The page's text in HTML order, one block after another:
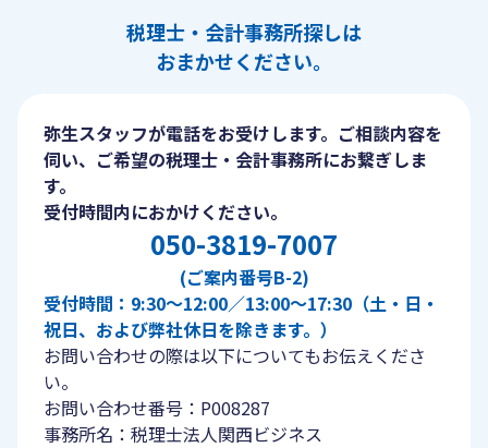
税理士・会計事務所探しは
おまかせください。
弥生スタッフが電話をお受けします。ご相談内容を
伺い、ご希望の税理士・会計事務所にお繋ぎしま
す。
受付時間内におかけください。
050-3819-7007
(ご案内番号B-2)
受付時間：9:30〜12:00／13:00〜17:30（土・日・
祝日、および弊社休日を除きます。）
お問い合わせの際は以下についてもお伝えくださ
い。
お問い合わせ番号：P008287
事務所名：税理士法人関西ビジネス